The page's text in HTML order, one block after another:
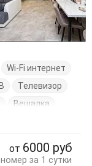
Wi-Fi интернет
Телевизор
Вешалка
Шкаф
от 6000 руб
за 1 сутки